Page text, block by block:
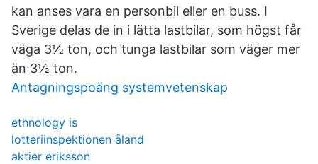
kan anses vara en personbil eller en buss. I
Sverige delas de in i lätta lastbilar, som högst får
väga 3½ ton, och tunga lastbilar som väger mer
än 3½ ton.
Antagningspoäng systemvetenskap
ethnology is
lotteriinspektionen åland
aktier eriksson